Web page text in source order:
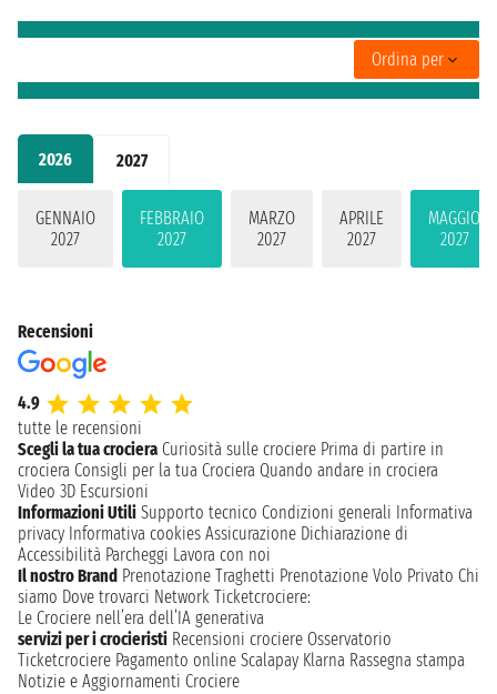
2026 2027
GENNAIO
2027
FEBBRAIO
2027
MARZO
2027
APRILE
2027
MAGGIO
2027
Ordina per
Recensioni
4.9
tutte le recensioni
Scegli la tua crociera Curiosità sulle crociere Prima di partire in
crociera Consigli per la tua Crociera Quando andare in crociera
Video 3D Escursioni
Informazioni Utili Supporto tecnico Condizioni generali Informativa
privacy Informativa cookies Assicurazione Dichiarazione di
Accessibilità Parcheggi Lavora con noi
Il nostro Brand Prenotazione Traghetti Prenotazione Volo Privato Chi
siamo Dove trovarci Network Ticketcrociere:
Le Crociere nell’era dell’IA generativa
servizi per i crocieristi Recensioni crociere Osservatorio
Ticketcrociere Pagamento online Scalapay Klarna Rassegna stampa
Notizie e Aggiornamenti Crociere